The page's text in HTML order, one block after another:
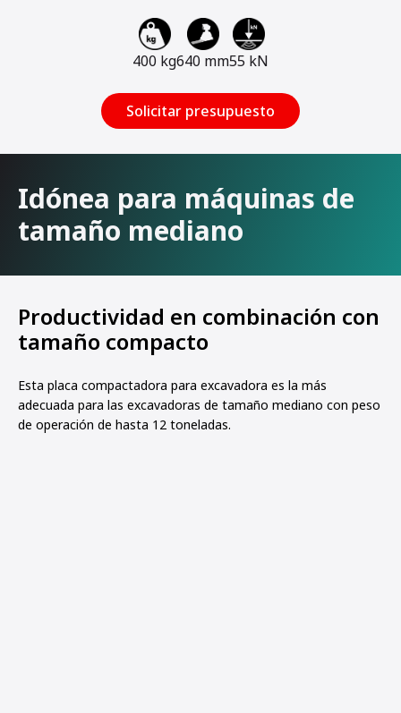
400 kg640 mm55 kN
Solicitar presupuesto
Idónea para máquinas de
tamaño mediano
Productividad en combinación con
tamaño compacto
Esta placa compactadora para excavadora es la más
adecuada para las excavadoras de tamaño mediano con peso
de operación de hasta 12 toneladas.